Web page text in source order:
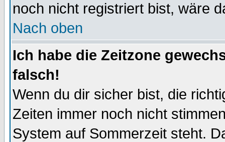
noch nicht registriert bist, wäre
Nach oben
Ich habe die Zeitzone
falsch!
Wenn du dir sicher bist, die
Zeiten immer noch nicht
System auf Sommerzeit steht.